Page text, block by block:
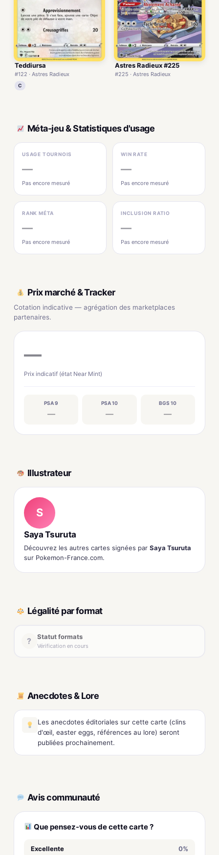
Teddiursa
#122 · Astres Radieux
C
Astres Radieux #225
#225 · Astres Radieux
Méta-jeu & Statistiques d'usage
USAGE TOURNOIS
—
Pas encore mesuré
WIN RATE
—
Pas encore mesuré
RANK MÉTA
—
Pas encore mesuré
INCLUSION RATIO
—
Pas encore mesuré
Prix marché & Tracker
Cotation indicative — agrégation des marketplaces
partenaires.
—
Prix indicatif (état Near Mint)
PSA 9
—
PSA 10
—
BGS 10
—
Illustrateur
S
Saya Tsuruta
Découvrez les autres cartes signées par Saya Tsuruta
sur Pokemon-France.com.
Légalité par format
? Statut formats
Vérification en cours
Anecdotes & Lore
Les anecdotes éditoriales sur cette carte (clins
d'œil, easter eggs, références au lore) seront
publiées prochainement.
Avis communauté
Que pensez-vous de cette carte ?
Excellente 0%